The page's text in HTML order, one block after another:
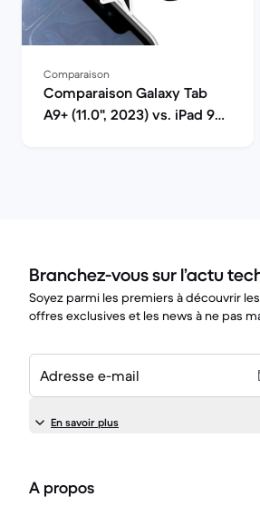
Comparaison
Comparaison Galaxy Tab
A9+ (11.0", 2023) vs. iPad 9
Branchez-vous sur l’actu
Soyez parmi les premiers à découvrir
offres exclusives et les news à ne pas
Adresse e-mail
En savoir plus
A propos